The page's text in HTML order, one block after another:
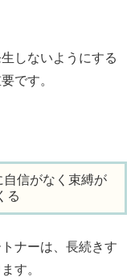
しないようにする
です。
自信がなく束縛が
る
ナーは、長続きす
す。